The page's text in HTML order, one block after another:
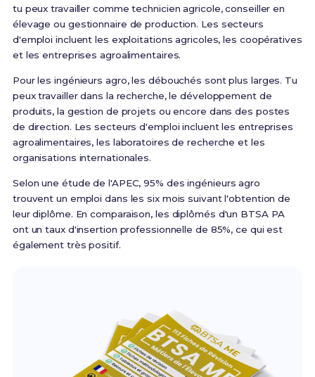
tu peux travailler comme technicien agricole, conseiller en
élevage ou gestionnaire de production. Les secteurs
d'emploi incluent les exploitations agricoles, les coopératives
et les entreprises agroalimentaires.
Pour les ingénieurs agro, les débouchés sont plus larges. Tu
peux travailler dans la recherche, le développement de
produits, la gestion de projets ou encore dans des postes
de direction. Les secteurs d'emploi incluent les entreprises
agroalimentaires, les laboratoires de recherche et les
organisations internationales.
Selon une étude de l'APEC, 95% des ingénieurs agro
trouvent un emploi dans les six mois suivant l'obtention de
leur diplôme. En comparaison, les diplômés d'un BTSA PA
ont un taux d'insertion professionnelle de 85%, ce qui est
également très positif.